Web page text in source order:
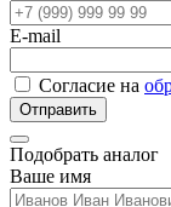
E-mail
Согласие на
Отправить
Подобрать аналог
Ваше имя